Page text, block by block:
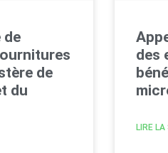
de
de
du
des
LIRE